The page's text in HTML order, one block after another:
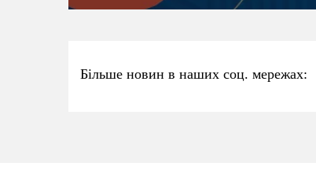
Більше новин в наших соц. мережах: